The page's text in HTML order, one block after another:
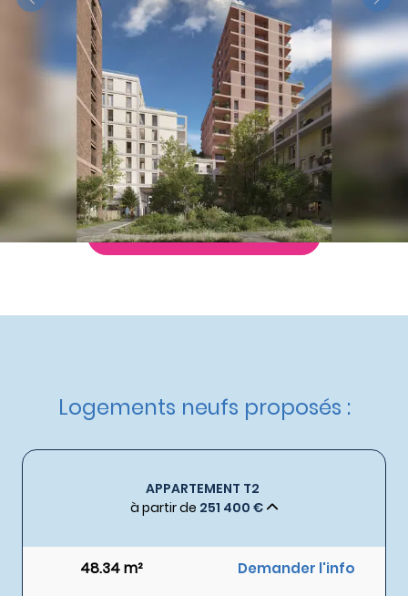
Previous
Next
VOIR SUR LA CARTE
Appartements du T2 au T5
à partir de251 400 €
Nos autres appartements neufsà Ivry-sur-Seine
Livraison :3ème trimestre 2028
Etat d'avancement :Travaux en cours
Éligible :BBC (1)
Demande de documentation
Logements neufs proposés :
APPARTEMENT T2
à partir de 251 400 €
48.34 m² Demander l'info